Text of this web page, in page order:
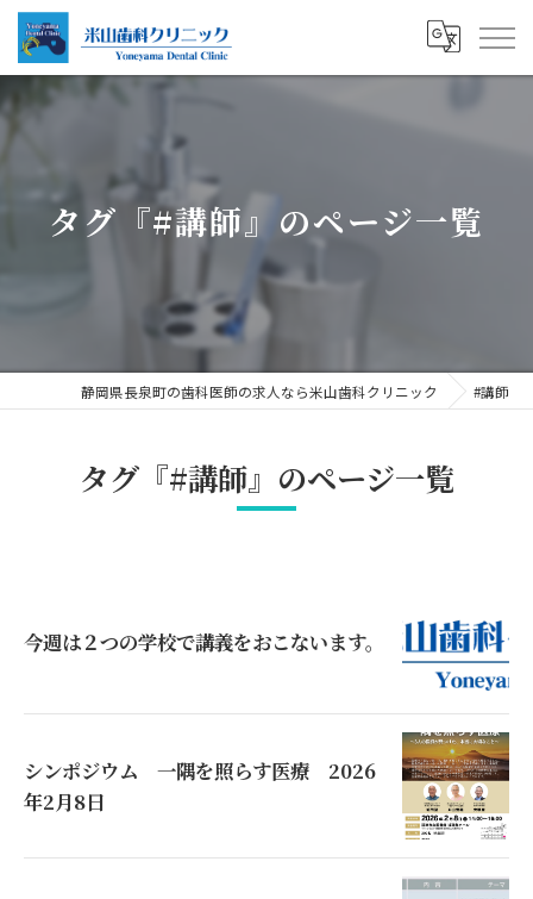
タグ『#講師』のページ一覧
静岡県長泉町の歯科医師の求人なら米山歯科クリニック #講師
タグ『#講師』のページ一覧
今週は２つの学校で講義をおこないます。
シンポジウム 一隅を照らす医療 2026
年2月8日